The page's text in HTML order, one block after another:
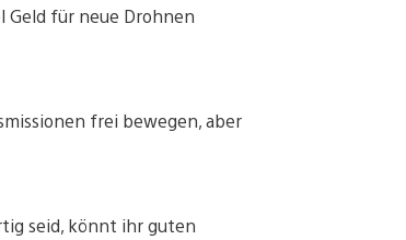
Geld für neue Drohnen
frei bewegen, aber
seid, könnt ihr guten